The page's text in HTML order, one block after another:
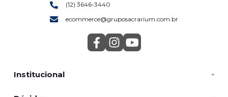
Institucional
(12) 3646-3440
ecommerce@gruposacrarium.com.br